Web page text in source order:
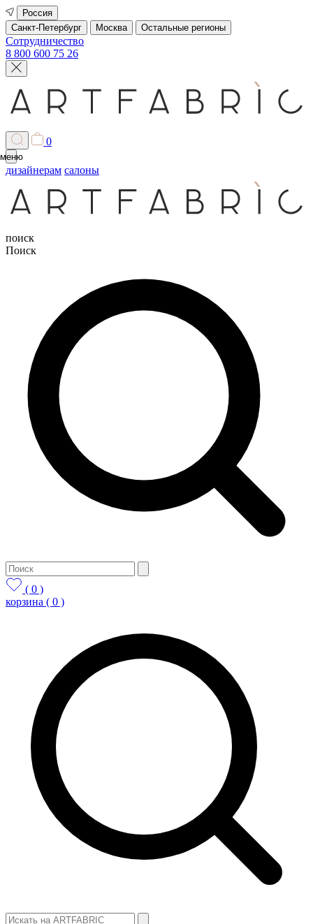
Россия
Санкт-Петербург
Москва Остальные регионы
Сотрудничество
8 800 600 75 26
0
меню
дизайнерам салоны
поиск
Поиск
( 0 )
корзина ( 0 )